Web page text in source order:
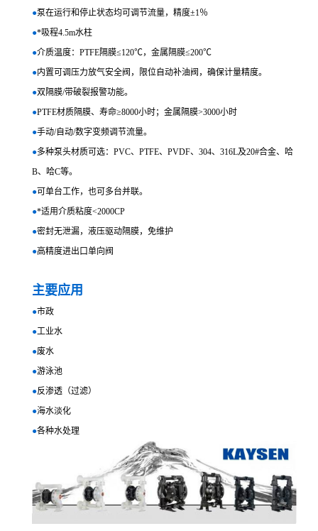
●泵在运行和停止状态均可调节流量，精度±1％
●*吸程4.5m水柱
●介质温度：PTFE隔膜≤120℃，金属隔膜≤200℃
●内置可调压力放气安全阀，限位自动补油阀，确保计量精度。
●双隔膜/带破裂报警功能。
●PTFE材质隔膜、寿命≥8000小时；金属隔膜>3000小时
●手动/自动/数字变频调节流量。
●多种泵头材质可选：PVC、PTFE、PVDF、304、316L及20#合金、哈
B、哈C等。
●可单台工作，也可多台并联。
●*适用介质粘度<2000CP
●密封无泄漏，液压驱动隔膜，免维护
●高精度进出口单向阀
主要应用
●市政
●工业水
●废水
●游泳池
●反渗透（过滤）
●海水淡化
●各种水处理